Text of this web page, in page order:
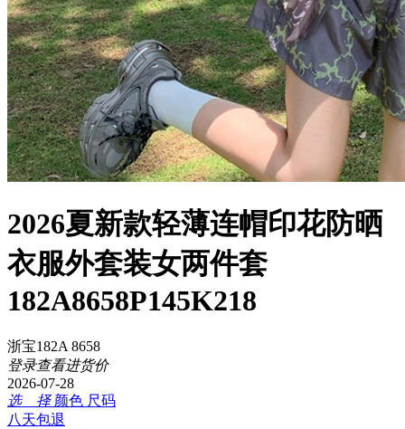
2026夏新款轻薄连帽印花防晒
衣服外套装女两件套
182A8658P145K218
浙宝182A 8658
登录查看进货价
2026-07-28
选 择 颜色 尺码
八天包退